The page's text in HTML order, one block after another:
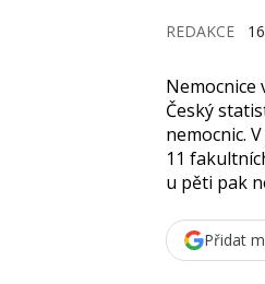
REDAKCE
Nemocnice
Český
nemocnic.
11
u pěti pak
Přidat